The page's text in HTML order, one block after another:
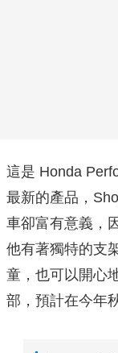
這是 Honda
最新的產品，
車卻富有意義，
他有著獨特的支
童，也可以開心
部，預計在今年